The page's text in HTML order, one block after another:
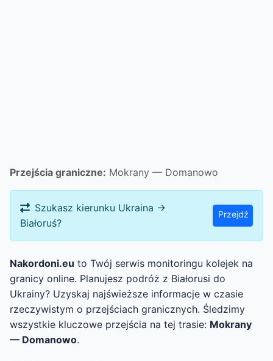
Przejścia graniczne: Mokrany — Domanowo
Szukasz kierunku Ukraina →
Białoruś?
Przejdź
Nakordoni.eu to Twój serwis monitoringu kolejek na
granicy online. Planujesz podróż z Białorusi do
Ukrainy? Uzyskaj najświeższe informacje w czasie
rzeczywistym o przejściach granicznych. Śledzimy
wszystkie kluczowe przejścia na tej trasie: Mokrany
— Domanowo.